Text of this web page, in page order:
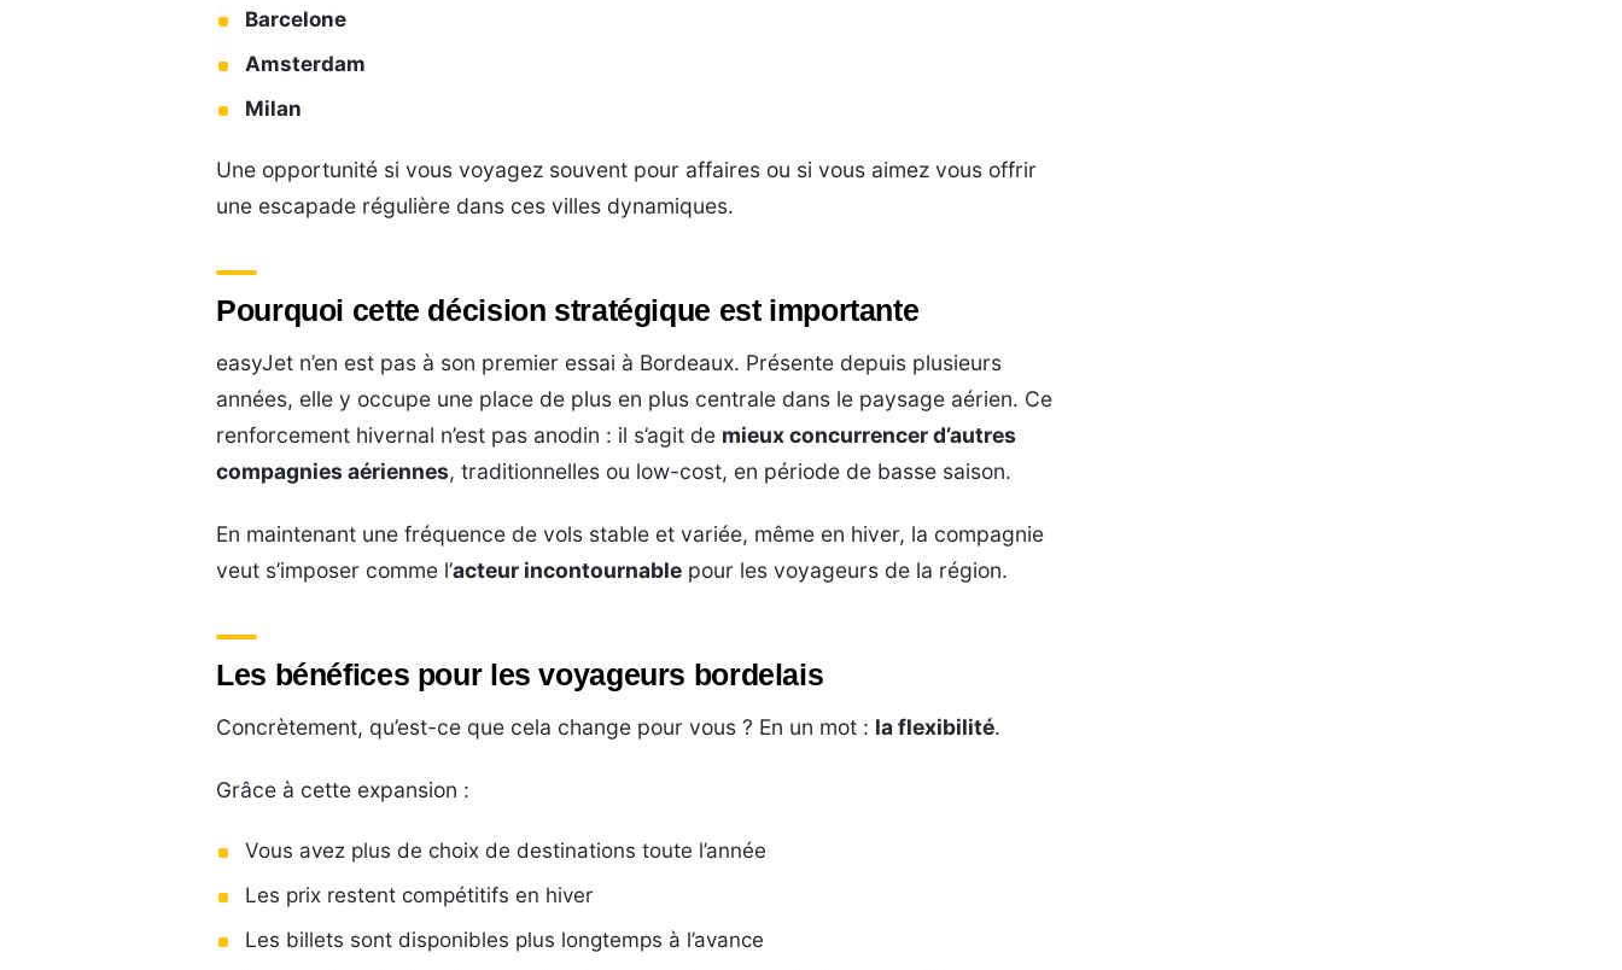
Barcelone
Amsterdam
Milan
Une opportunité si vous voyagez souvent pour affaires ou si vous aimez vous offrir
une escapade régulière dans ces villes dynamiques.
Pourquoi cette décision stratégique est importante
easyJet n’en est pas à son premier essai à Bordeaux. Présente depuis plusieurs
années, elle y occupe une place de plus en plus centrale dans le paysage aérien. Ce
renforcement hivernal n’est pas anodin : il s’agit de mieux concurrencer d’autres
compagnies aériennes, traditionnelles ou low-cost, en période de basse saison.
En maintenant une fréquence de vols stable et variée, même en hiver, la compagnie
veut s’imposer comme l’acteur incontournable pour les voyageurs de la région.
Les bénéfices pour les voyageurs bordelais
Concrètement, qu’est-ce que cela change pour vous ? En un mot : la flexibilité.
Grâce à cette expansion :
Vous avez plus de choix de destinations toute l’année
Les prix restent compétitifs en hiver
Les billets sont disponibles plus longtemps à l’avance